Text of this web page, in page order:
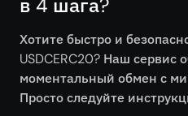
в 4 шага?
Хотите быстро и
USDCERC20? Наш сервис
моментальный обмен с
Просто следуйте